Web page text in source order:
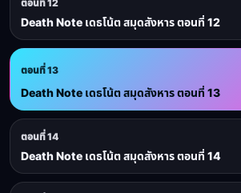
ตอนที่ 12
Death Note เดธโน้ต สมุดสังหาร ตอนที่ 12
ตอนที่ 13
Death Note เดธโน้ต สมุดสังหาร ตอนที่ 13
ตอนที่ 14
Death Note เดธโน้ต สมุดสังหาร ตอนที่ 14